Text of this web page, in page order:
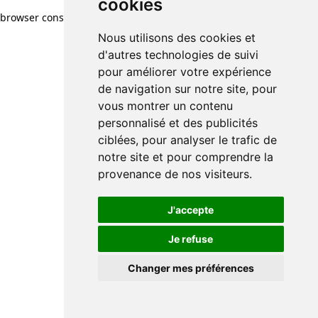
cookies
Nous utilisons des cookies et
d'autres technologies de suivi
pour améliorer votre expérience
de navigation sur notre site, pour
vous montrer un contenu
personnalisé et des publicités
ciblées, pour analyser le trafic de
notre site et pour comprendre la
provenance de nos visiteurs.
J'accepte
Je refuse
Changer mes préférences
cookies
Nous utilisons des cookies et
d'autres technologies de suivi
pour améliorer votre expérience
de navigation sur notre site, pour
vous montrer un contenu
personnalisé et des publicités
ciblées, pour analyser le trafic de
notre site et pour comprendre la
provenance de nos visiteurs.
J'accepte
Je refuse
Changer mes préférences
browser console for more information)